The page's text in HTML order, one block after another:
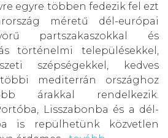
egyre többen fedezik fel ezt
méretű dél-európai
partszakaszokkal és
történelmi településekkel,
szépségekkel, kedves
mediterrán országhoz
árakkal rendelkezik.
Lisszabonba és a dél-
is repülhetünk közvetlen